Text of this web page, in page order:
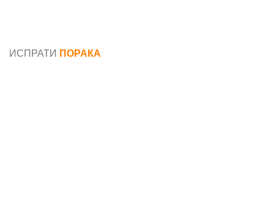
ИСПРАТИ ПОРАКА